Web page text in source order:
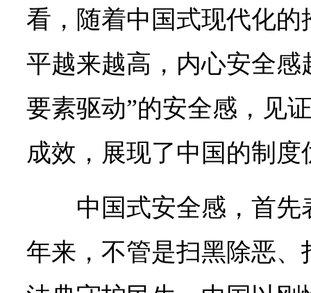
看，随着中国式现代化
平越来越高，内心安全感
要素驱动”的安全感，见
成效，展现了中国的制度
中国式安全感，首
年来，不管是扫黑除恶